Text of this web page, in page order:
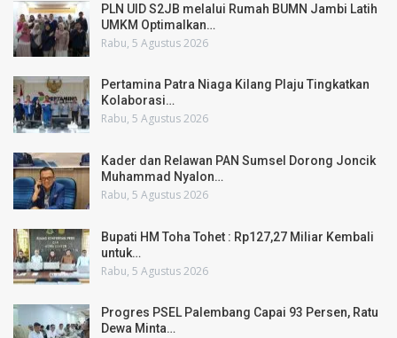
PLN UID S2JB melalui Rumah BUMN Jambi Latih
UMKM Optimalkan…
Rabu, 5 Agustus 2026
Pertamina Patra Niaga Kilang Plaju Tingkatkan
Kolaborasi…
Rabu, 5 Agustus 2026
Kader dan Relawan PAN Sumsel Dorong Joncik
Muhammad Nyalon…
Rabu, 5 Agustus 2026
Bupati HM Toha Tohet : Rp127,27 Miliar Kembali
untuk…
Rabu, 5 Agustus 2026
Progres PSEL Palembang Capai 93 Persen, Ratu
Dewa Minta…